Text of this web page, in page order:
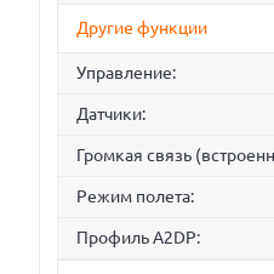
Другие функции
Управление:
Датчики:
Громкая связь
Режим полета:
Профиль A2DP: